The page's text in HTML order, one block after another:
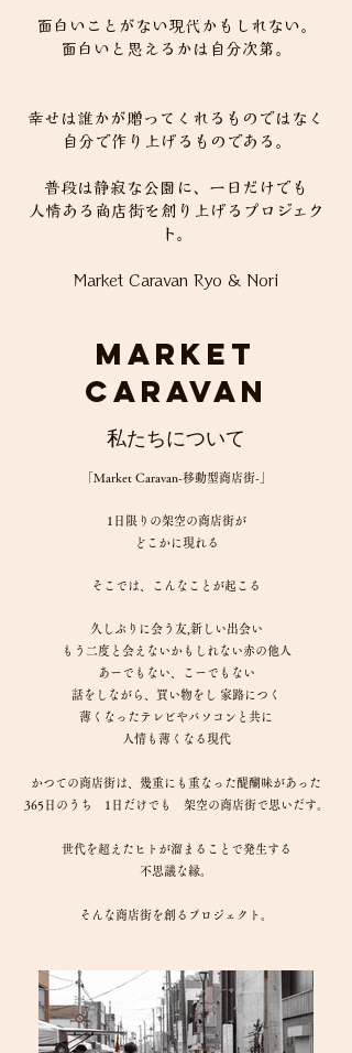
面白いことがない現代かもしれない。
面白いと思えるかは自分次第。
幸せは誰かが贈ってくれるものではなく
自分で作り上げるものである。
普段は静寂な公園に、一日だけでも
​人情ある商店街を創り上げるプロジェク
ト。
Market Caravan Ryo & Nori
Market
Caravan
私たちについて
「Market Caravan-移動型商店街-」
1日限りの架空の商店街が
どこかに現れる
そこでは、こんなことが起こる
久しぶりに会う友,新しい出会い
もう二度と会えないかもしれない赤の他人
あーでもない、こーでもない
話をしながら、買い物をし 家路につく
薄くなったテレビやパソコンと共に
人情も薄くなる現代
かつての商店街は、幾重にも重なった醍醐味があった
365日のうち 1日だけでも 架空の商店街で思いだす。
世代を超えたヒトが溜まることで発生する
不思議な縁。
​そんな商店街を創るプロジェクト。